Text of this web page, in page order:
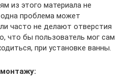
из этого материала не
одна проблема может
часто не делают отверстия
что бы пользователь мог сам
при установке ванны.